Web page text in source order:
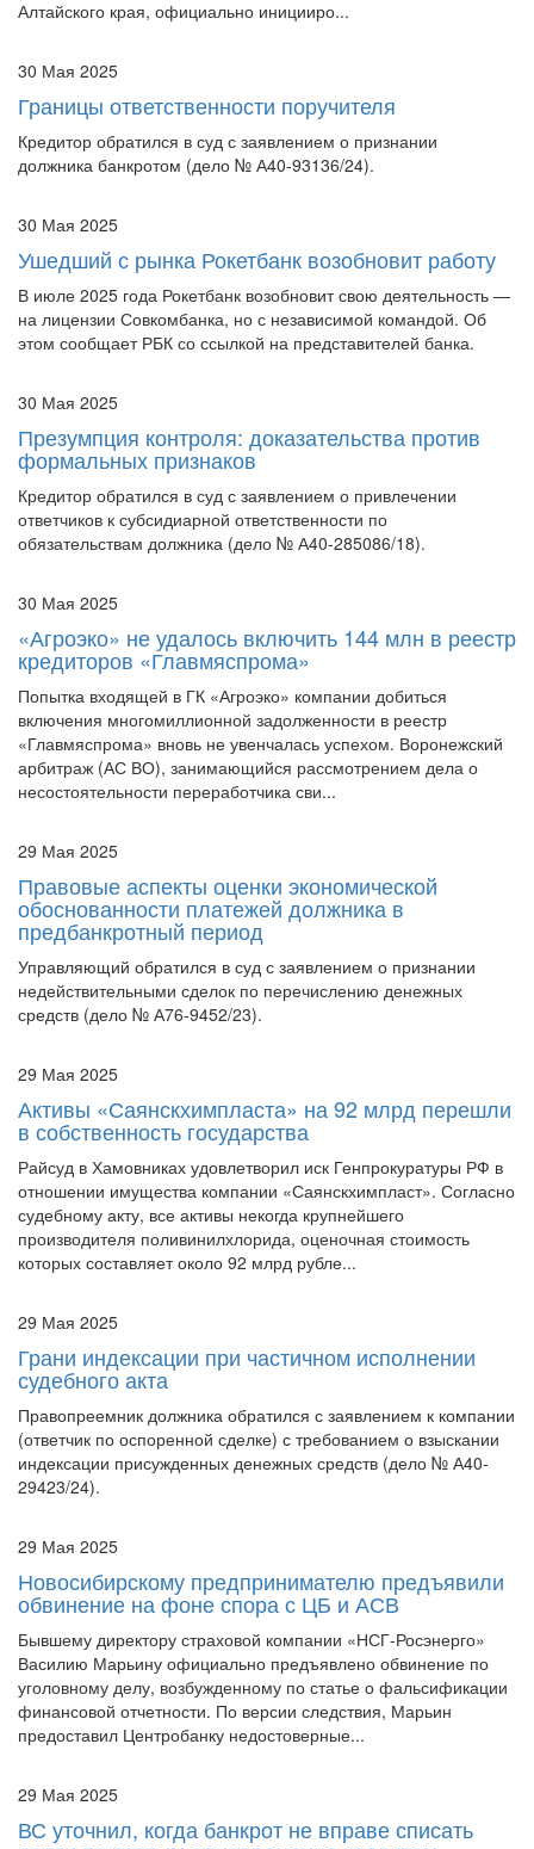
Границы ответственности поручителя
Кредитор обратился в суд с заявлением о признании
должника банкротом (дело № А40-93136/24).
Ушедший с рынка Рокетбанк возобновит работу
В июле 2025 года Рокетбанк возобновит свою деятельность —
на лицензии Совкомбанка, но с независимой командой. Об
этом сообщает РБК со ссылкой на представителей банка.
Презумпция контроля: доказательства против
формальных признаков
Кредитор обратился в суд с заявлением о привлечении
ответчиков к субсидиарной ответственности по
обязательствам должника (дело № А40-285086/18).
«Агроэко» не удалось включить 144 млн в реестр
кредиторов «Главмяспрома»
Попытка входящей в ГК «Агроэко» компании добиться
включения многомиллионной задолженности в реестр
«Главмяспрома» вновь не увенчалась успехом. Воронежский
арбитраж (АС ВО), занимающийся рассмотрением дела о
несостоятельности переработчика сви...
Правовые аспекты оценки экономической
обоснованности платежей должника в
предбанкротный период
Управляющий обратился в суд с заявлением о признании
недействительными сделок по перечислению денежных
средств (дело № А76-9452/23).
Активы «Саянскхимпласта» на 92 млрд перешли
в собственность государства
Райсуд в Хамовниках удовлетворил иск Генпрокуратуры РФ в
отношении имущества компании «Саянскхимпласт». Согласно
судебному акту, все активы некогда крупнейшего
производителя поливинилхлорида, оценочная стоимость
которых составляет около 92 млрд рубле...
Грани индексации при частичном исполнении
судебного акта
Правопреемник должника обратился с заявлением к компании
(ответчик по оспоренной сделке) с требованием о взыскании
индексации присужденных денежных средств (дело № А40-
29423/24).
Новосибирскому предпринимателю предъявили
обвинение на фоне спора с ЦБ и АСВ
Бывшему директору страховой компании «НСГ-Росэнерго»
Василию Марьину официально предъявлено обвинение по
уголовному делу, возбужденному по статье о фальсификации
финансовой отчетности. По версии следствия, Марьин
предоставил Центробанку недостоверные...
ВС уточнил, когда банкрот не вправе списать
долги по взятым одновременно кредитам